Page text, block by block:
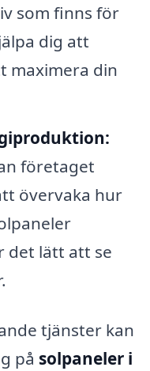
som finns för
dig att
maximera din
företaget
övervaka hur
det lätt att se
tjänster kan
på solpaneler i